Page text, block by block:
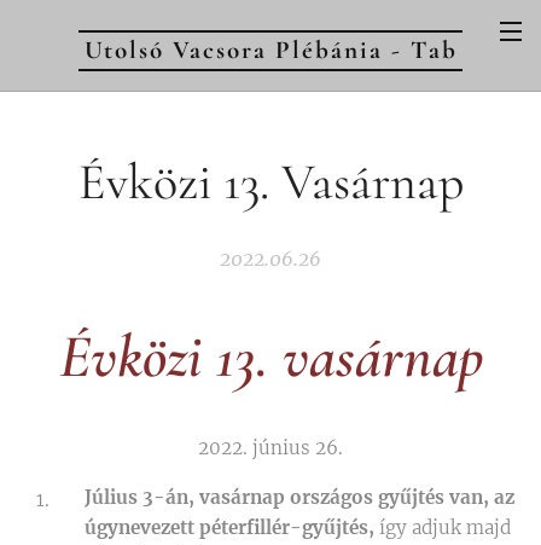
Utolsó Vacsora Plébánia - Tab
Évközi 13. Vasárnap
2022.06.26
Évközi 13. vasárnap
2022. június 26.
Július 3-án, vasárnap országos gyűjtés van, az
úgynevezett péterfillér-gyűjtés, így adjuk majd